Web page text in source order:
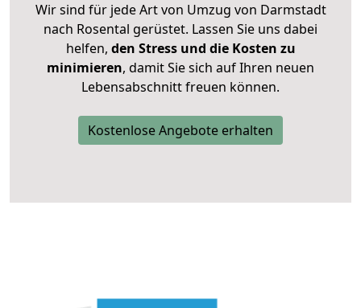
Wir sind für jede Art von Umzug von Darmstadt
nach Rosental gerüstet. Lassen Sie uns dabei
helfen, den Stress und die Kosten zu
minimieren, damit Sie sich auf Ihren neuen
Lebensabschnitt freuen können.
Kostenlose Angebote erhalten